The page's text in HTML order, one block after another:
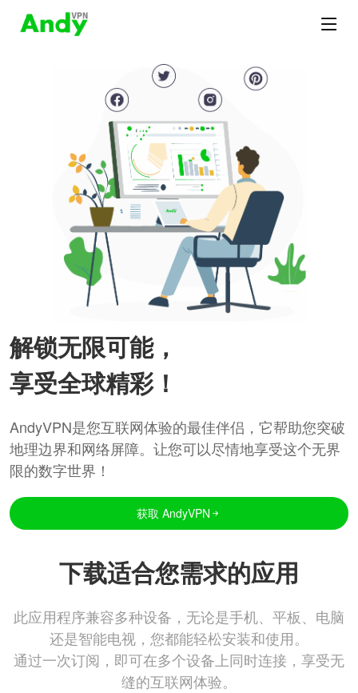
解锁无限可能，
享受全球精彩！
AndyVPN是您互联网体验的最佳伴侣，它帮助您突破
地理边界和网络屏障。让您可以尽情地享受这个无界
限的数字世界！
获取 AndyVPN
下载适合您需求的应用
此应用程序兼容多种设备，无论是手机、平板、电脑
还是智能电视，您都能轻松安装和使用。
通过一次订阅，即可在多个设备上同时连接，享受无
缝的互联网体验。